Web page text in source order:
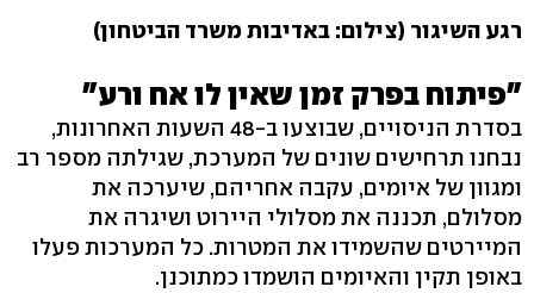
רגע השיגור (צילום: באדיבות משרד הביטחון)
"פיתוח בפרק זמן שאין לו אח ורע"
בסדרת הניסויים, שבוצעו ב-48 השעות האחרונות,
נבחנו תרחישים שונים של המערכת, שגילתה מספר רב
ומגוון של איומים, עקבה אחריהם, שיערכה את
מסלולם, תכננה את מסלולי היירוט ושיגרה את
המיירטים שהשמידו את המטרות. כל המערכות פעלו
באופן תקין והאיומים הושמדו כמתוכנן.